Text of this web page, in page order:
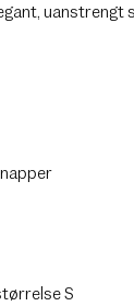
uanstrengt
S